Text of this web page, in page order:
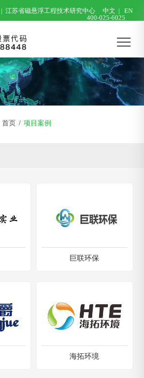
|江苏省磁悬浮工程技术研究中心 中文 |
EN
400-025-6025
首页 / 项目案例
巨联环保
海拓环境